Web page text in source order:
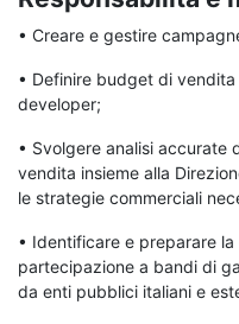
• Creare e gestire
• Definire budget di
developer;
• Svolgere analisi accurate
vendita insieme alla
le strategie commerciali
• Identificare e preparare
partecipazione a bandi di
da enti pubblici italiani e